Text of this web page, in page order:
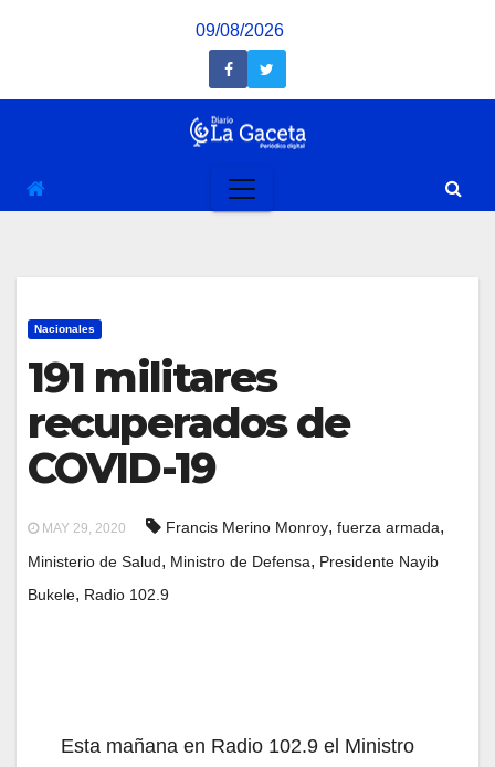
09/08/2026
Nacionales
191 militares
recuperados de
COVID-19
MAY 29, 2020 Francis Merino Monroy, fuerza armada,
Ministerio de Salud, Ministro de Defensa, Presidente Nayib
Bukele, Radio 102.9
Esta mañana en Radio 102.9 el Ministro